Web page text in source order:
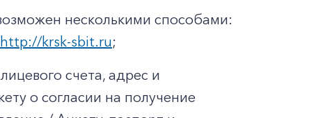
несколькими способами:
http://krsk-sbit.ru;
счета, адрес и
о согласии на получение